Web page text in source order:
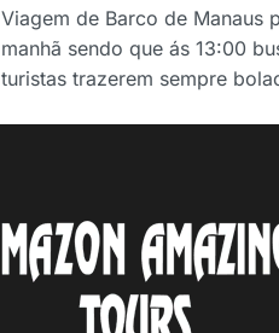
Viagem de Barco de
manhã sendo que ás 13:00
turistas trazerem sempre